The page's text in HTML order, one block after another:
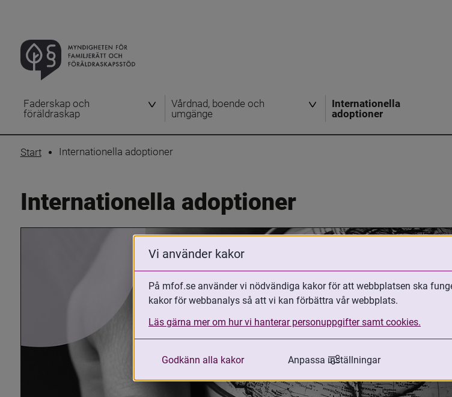
Faderskap och
föräldraskap
Vårdnad, boende och
umgänge
Internationella
adoptioner
Start Internationella adoptioner
Internationella adoptioner
Vi använder kakor
På mfof.se använder vi nödvändiga kakor för att webbplatsen ska
kakor för webbanalys så att vi kan förbättra vår webbplats.
Läs gärna mer om hur vi hanterar personuppgifter samt cookies.
Godkänn alla kakor Anpassa inställningar